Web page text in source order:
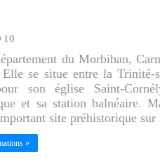
10
du Morbihan,
Elle se situe entre la
son église Saint-
et sa station balnéaire.
site préhistorique
»